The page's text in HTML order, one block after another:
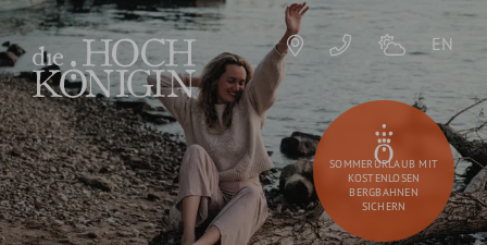
EN
SOMMERURLAUB MIT
KOSTENLOSEN
BERGBAHNEN
SICHERN